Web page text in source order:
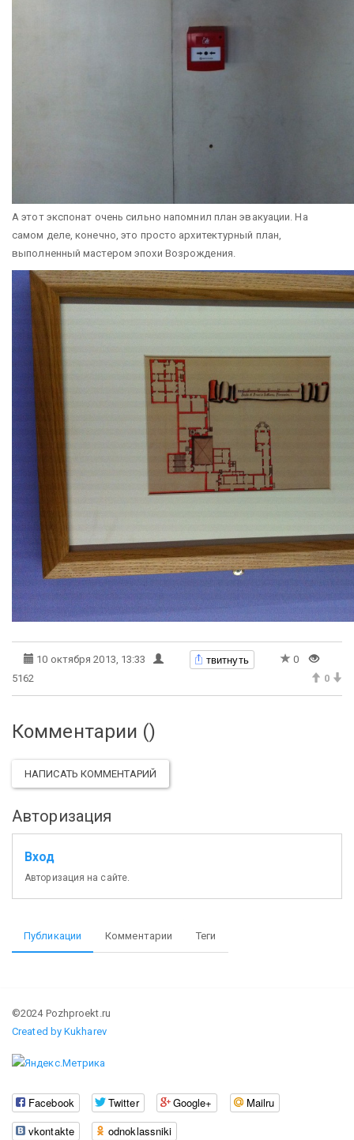
А этот экспонат очень сильно напомнил план эвакуации. На
самом деле, конечно, это просто архитектурный план,
выполненный мастером эпохи Возрождения.
10 октября 2013, 13:33 твитнуть
0
5162
0
Комментарии ()
НАПИСАТЬ КОММЕНТАРИЙ
Авторизация
Вход
Авторизация на сайте.
Публикации Комментарии Теги
©2024 Pozhproekt.ru
Created by Kukharev
Facebook Twitter Google+
Mailru
vkontakte
odnoklassniki